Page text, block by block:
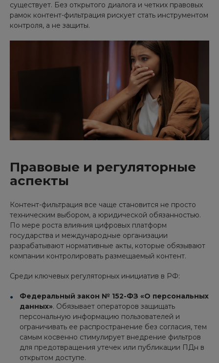
существует. Без открытого диалога и четких правовых
рамок контент-фильтрация рискует стать инструментом
контроля, а не защиты.
Правовые и регуляторные
аспекты
Контент-фильтрация все чаще становится не просто
техническим выбором, а юридической обязанностью.
По мере роста влияния цифровых платформ
государства и международные организации
разрабатывают нормативные акты, которые обязывают
компании контролировать размещаемый контент.
Среди ключевых регуляторных инициатив в РФ:
Федеральный закон № 152-ФЗ «О персональных
данных». Обязывает операторов защищать
персональную информацию пользователей и
ограничивать ее распространение без согласия, тем
самым косвенно стимулирует внедрение фильтров
для предотвращения утечек или публикации ПДн в
открытом доступе.